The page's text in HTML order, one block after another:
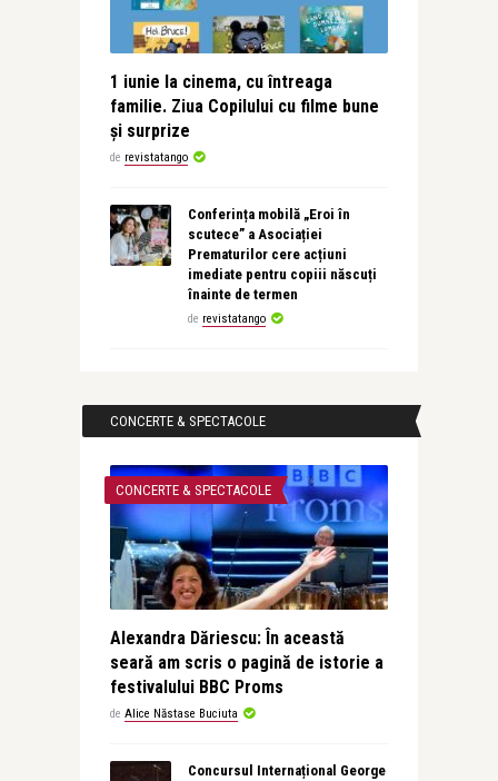
1 iunie la cinema, cu întreaga
familie. Ziua Copilului cu filme bune
și surprize
de revistatango
Conferința mobilă „Eroi în
scutece” a Asociației
Prematurilor cere acțiuni
imediate pentru copiii născuți
înainte de termen
de revistatango
CONCERTE & SPECTACOLE
CONCERTE & SPECTACOLE
Alexandra Dăriescu: În această
seară am scris o pagină de istorie a
festivalului BBC Proms
de Alice Năstase Buciuta
Concursul Internațional George